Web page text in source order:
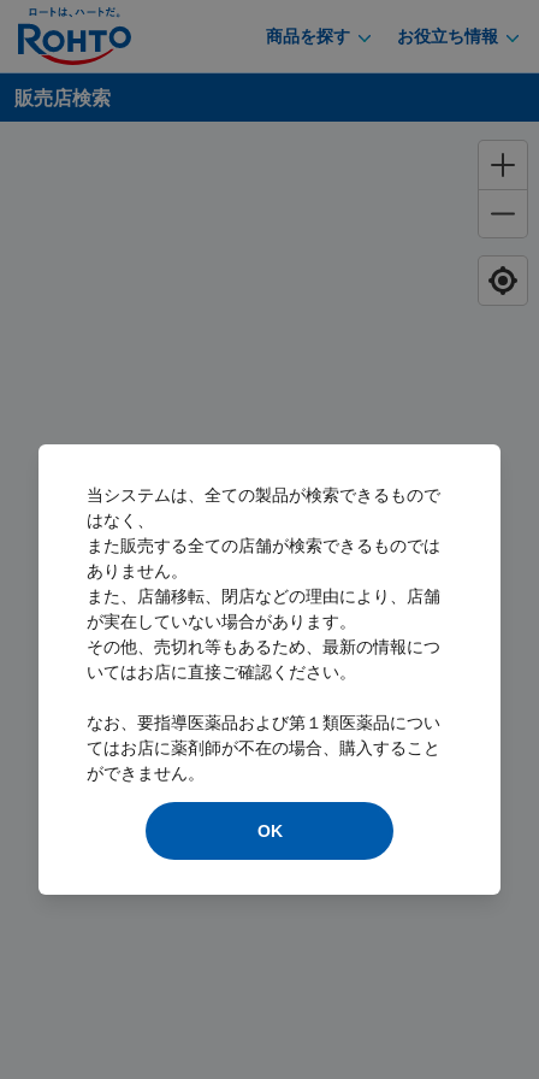
商品を探す お役立ち情報
販売店検索
Loading...
当システムは、全ての製品が検索できるもので
はなく、
また販売する全ての店舗が検索できるものでは
ありません。
また、店舗移転、閉店などの理由により、店舗
が実在していない場合があります。
その他、売切れ等もあるため、最新の情報につ
いてはお店に直接ご確認ください。
なお、要指導医薬品および第１類医薬品につい
てはお店に薬剤師が不在の場合、購入すること
ができません。
OK